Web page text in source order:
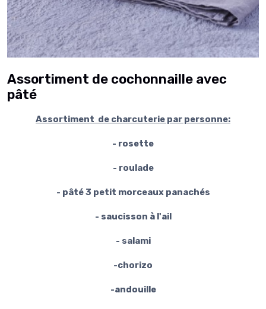
Assortiment de cochonnaille avec
pâté
Assortiment de charcuterie par personne:
- rosette
- roulade
- pâté 3 petit morceaux panachés
- saucisson à l'ail
- salami
-chorizo
-andouille